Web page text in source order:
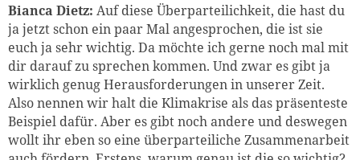
Bianca Dietz: Auf diese Überparteilichkeit, die hast du
ja jetzt schon ein paar Mal angesprochen, die ist sie
euch ja sehr wichtig. Da möchte ich gerne noch mal mit
dir darauf zu sprechen kommen. Und zwar es gibt ja
wirklich genug Herausforderungen in unserer Zeit.
Also nennen wir halt die Klimakrise als das präsenteste
Beispiel dafür. Aber es gibt noch andere und deswegen
wollt ihr eben so eine überparteiliche Zusammenarbeit